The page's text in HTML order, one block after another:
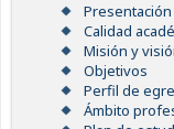
Presentación
Calidad
Misión y
Objetivos
Perfil de
Ámbito